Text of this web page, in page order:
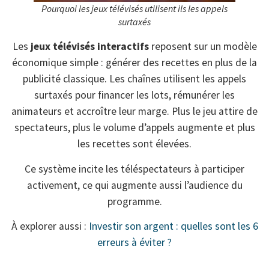
Pourquoi les jeux télévisés utilisent ils les appels
surtaxés
Les jeux télévisés interactifsreposent sur un modèle
économique simple : générer des recettes en plus de la
publicité classique. Les chaînes utilisent les appels
surtaxés pour financer les lots, rémunérer les
animateurs et accroître leur marge. Plus le jeu attire de
spectateurs, plus le volume d’appels augmente et plus
les recettes sont élevées.
Ce système incite les téléspectateurs à participer
activement, ce qui augmente aussi l’audience du
programme.
À explorer aussi : Investir son argent : quelles sont les 6
erreurs à éviter ?